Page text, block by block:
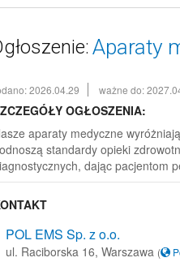
Aparaty
2026.04.29 ważne do:
OGŁOSZENIA:
aparaty medyczne
standardy opieki
dając pacjentom
POL EMS Sp. z o.o.
ul. Raciborska 16, Warszawa (